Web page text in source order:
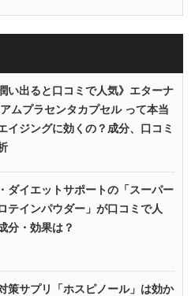
い出ると口コミで人気》エターナ
ムプラセンタカプセル って本当
イジングに効くの？成分、口コミ
ダイエットサポートの「スーパー
テインパウダー」が口コミで人
分・効果は？
策サプリ「ホスピノール」は効か